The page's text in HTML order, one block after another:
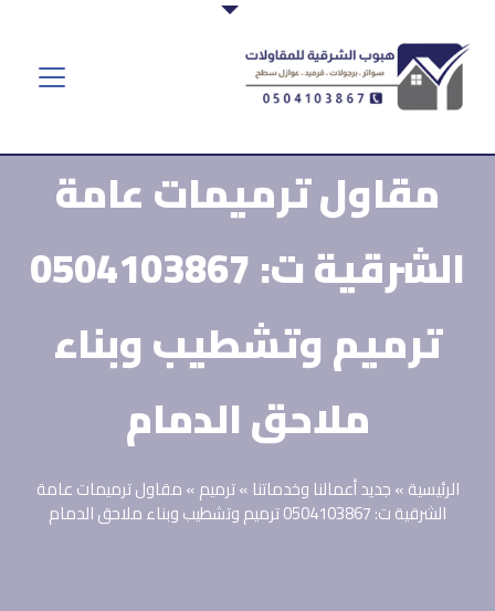
مقاول ترميمات عامة
الشرقية ت: 0504103867
ترميم وتشطيب وبناء
ملاحق الدمام
الرئيسية»جديد أعمالنا وخدماتنا »ترميم»مقاول ترميمات عامة
الشرقية ت: 0504103867 ترميم وتشطيب وبناء ملاحق الدمام